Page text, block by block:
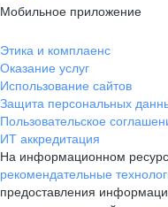
Мобильное приложение
Этика и комплаенс
Оказание услуг
Использование сайтов
Защита персональных
Пользовательское
ИТ аккредитация
На информационном
рекомендательные
предоставления